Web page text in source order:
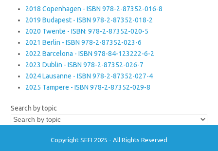
2018 Copenhagen - ISBN 978-2-87352-016-8
2019 Budapest - ISBN 978-2-87352-018-2
2020 Twente - ISBN: 978-2-87352-020-5
2021 Berlin - ISBN 978-2-87352-023-6
2022 Barcelona - ISBN 978-84-123222-6-2
2023 Dublin - ISBN 978-2-87352-026-7
2024 Lausanne - ISBN 978-2-87352-027-4
2025 Tampere - ISBN 978-2-87352-029-8
Search by topic
Copyright SEFI 2025 - All Rights Reserved